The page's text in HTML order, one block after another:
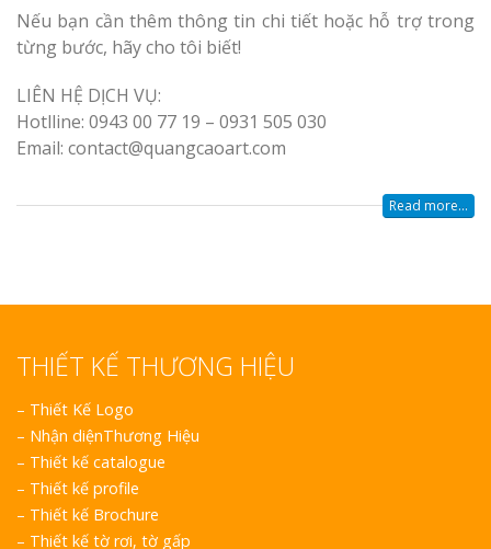
Nếu bạn cần thêm thông tin chi tiết hoặc hỗ trợ trong
từng bước, hãy cho tôi biết!
LIÊN HỆ DỊCH VỤ:
Hotlline: 0943 00 77 19 – 0931 505 030
Email: contact@quangcaoart.com
Read more...
THIẾT KẾ THƯƠNG HIỆU
– Thiết Kế Logo
– Nhận diệnThương Hiệu
– Thiết kế catalogue
– Thiết kế profile
– Thiết kế Brochure
– Thiết kế tờ rơi, tờ gấp